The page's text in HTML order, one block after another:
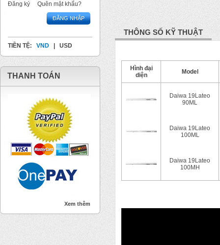
Đăng ký Quên mật khẩu?
ĐĂNG NHẬP
TIỀN TỆ: VND USD
THANH TOÁN
Xem thêm
THÔNG SỐ KỸ THUẬT
Hình đại
diện
Model
Daiwa 19Lateo
90ML
Daiwa 19Lateo
100ML
Daiwa 19Lateo
100MH